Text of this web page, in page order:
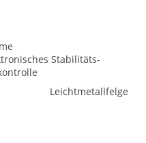
Stabilitäts-
Leichtmetallfelge